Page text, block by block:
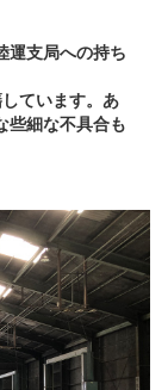
運支局への持ち
ています。あ
些細な不具合も